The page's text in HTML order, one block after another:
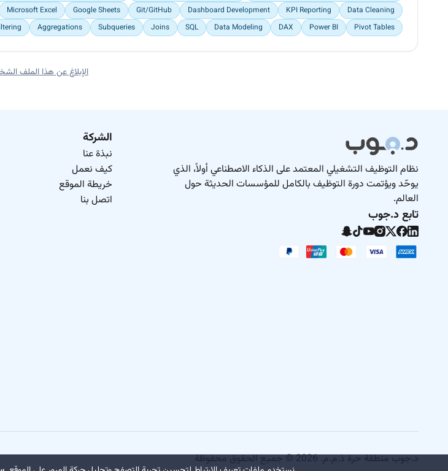
Data Cleaning
KPI Reporting
Dashboard Development
Git/GitHub
Google Sheets
Microsoft Excel
Pivot Tables
Power BI
DAX
Data Modeling
SQL
Joins
Subqueries
Aggregations
الإبلاغ عن هذا الملف
نظام التوظيف التشغيلي المعتمد على الذكاء الاصطناعي أولاً، الذي
يوحّد ويؤتمت دورة التوظيف بالكامل للمؤسسات الحديثة حول
العالم.
تابع د.جوب
الشركة
نبذة عنا
كيف نعمل
خريطة الموقع
اتصل بنا
د.جوب منطقة حرة ذ.م.م. 2026 © جميع الحقوق محفوظة